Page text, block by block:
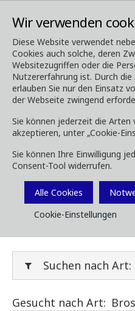
Wir verwenden
Diese Website verwendet
Cookies auch solche, deren
Websitezugriffen oder die
Nutzererfahrung ist. Durch die
erlauben Sie nur den Einsatz
der Webseite zwingend
Sie können jederzeit die Arten
akzeptieren, unter „Cookie-
Sie können Ihre Einwilligung
Consent-Tool widerrufen.
Alle Cookies
Cookie-Einstellungen
Media Downloads
Downloads
Laden Sie Broschüren,
Kundenmagazine und
Sie können dies nach
Filtern.
Filter Media
Suchen nach Art:
Gesucht nach Art: